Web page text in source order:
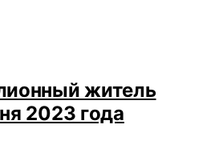
житель
2023 года